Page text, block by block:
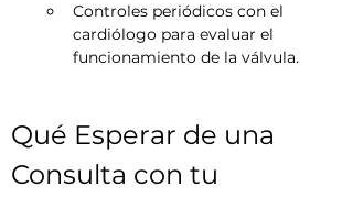
Controles periódicos con el
cardiólogo para evaluar el
funcionamiento de la válvula.
Qué Esperar de una
Consulta con tu